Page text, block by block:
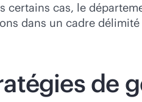
cas, le
dans un cadre délimité
de